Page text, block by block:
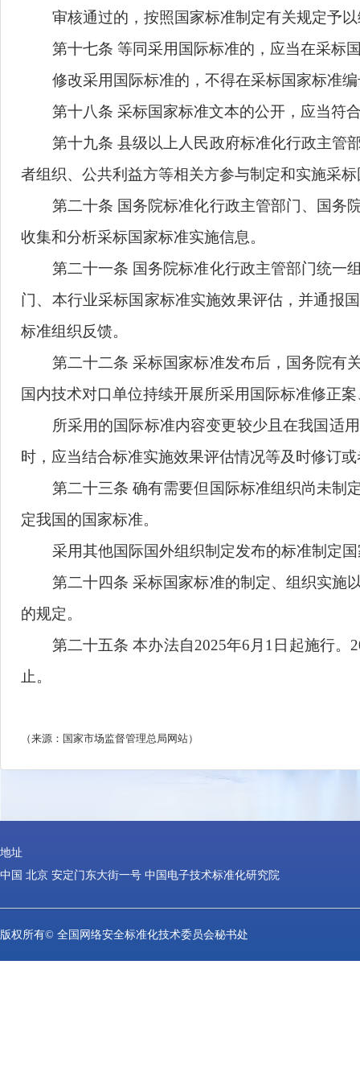
合中文表达习惯。
第十五条 采标国家标准报批材料应当符
采用国际标准的差异说明；开展试验验证的
第十六条 国务院标准化行政主管部门委
（一） 是否 开展 国际标准与我国国情的
（三）是否符合国际标准组织
审核通过的，按照国家标准制定有关规
第十七条 等同采用国际标准的，应当在
修改采用国际标准的，不得
第十八条 采标国家标准文本的 公开，应
第十九条 县级以上人民政府标准化行
者组织、公共利益方等相关方参与制定和实
第二十条 国务院标准化行政主管部门
第二十一条
国务院标准化行政主管部门
、本行业采标国家标准实施效果评估，并
标准组织反馈。
第二十二条 采标国家标准发布后，国
国内技术对口单位持续开展所采用国际标准
时，应当结合标准实施效果评估情况等
确有需要但国际标准组织
定我国的国家标准。
第二十五条 本办法自2025年6月1日起施